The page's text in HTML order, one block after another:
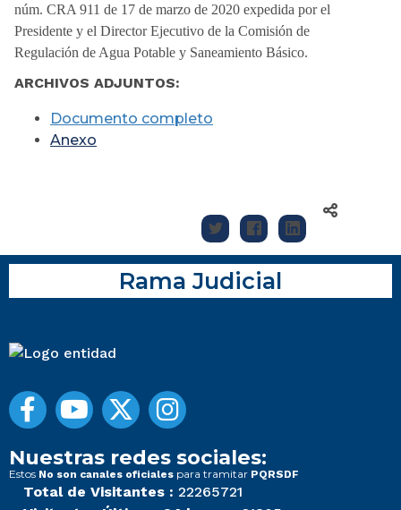
núm. CRA 911 de 17 de marzo de 2020 expedida por el
Presidente y el Director Ejecutivo de la Comisión de
Regulación de Agua Potable y Saneamiento Básico.
ARCHIVOS ADJUNTOS:
Documento completo
Anexo
Rama Judicial
Nuestras redes sociales:
Estos No son canales oficiales para tramitar PQRSDF
Total de Visitantes : 22265721